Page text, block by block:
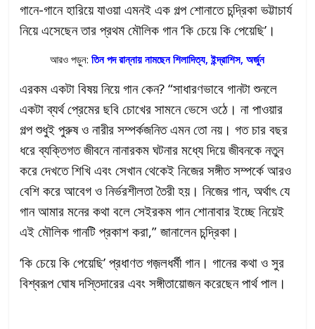
গানে-গানে হারিয়ে যাওয়া এমনই এক গল্প শোনাতে চন্দ্রিকা ভট্টাচার্য
নিয়ে এসেছেন তার প্রথম মৌলিক গান ‘কি চেয়ে কি পেয়েছি’।
আরও পড়ুন:তিন পদ রান্নায় নামছেন শিলাদিত্য, ইন্দ্রাশিস, অর্জুন
এরকম একটা বিষয় নিয়ে গান কেন? “সাধারণভাবে গানটা শুনলে
একটা ব্যর্থ প্রেমের ছবি চোখের সামনে ভেসে ওঠে। না পাওয়ার
গল্প শুধুই পুরুষ ও নারীর সম্পর্কজনিত এমন তো নয়। গত চার বছর
ধরে ব্যক্তিগত জীবনে নানারকম ঘটনার মধ্যে দিয়ে জীবনকে নতুন
করে দেখতে শিখি এবং সেখান থেকেই নিজের সঙ্গীত সম্পর্কে আরও
বেশি করে আবেগ ও নির্ভরশীলতা তৈরী হয়। নিজের গান, অর্থাৎ যে
গান আমার মনের কথা বলে সেইরকম গান শোনাবার ইচ্ছে নিয়েই
এই মৌলিক গানটি প্রকাশ করা,” জানালেন চন্দ্রিকা।
‘কি চেয়ে কি পেয়েছি’ প্রধাণত গজ়লধর্মী গান। গানের কথা ও সুর
বিশ্বরূপ ঘোষ দস্তিদারের এবং সঙ্গীতায়োজন করেছেন পার্থ পাল।